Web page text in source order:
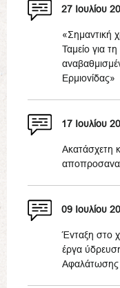
27 Ιουλίου
«Σημαντική
Ταμείο για
Ερμιονίδας»
17 Ιουλίου
Ακατάσχετη
09 Ιουλίου
Ένταξη στο
έργα
Αφαλάτωσης